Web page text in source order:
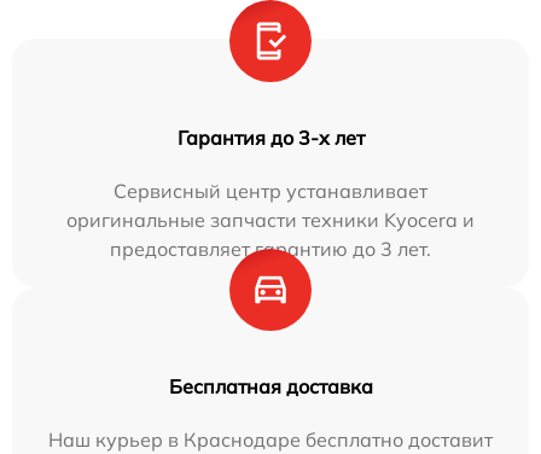
Гарантия до 3-х лет
Сервисный центр устанавливает
оригинальные запчасти техники Kyocera и
предоставляет гарантию до 3 лет.
Бесплатная доставка
Наш курьер в Краснодаре бесплатно доставит